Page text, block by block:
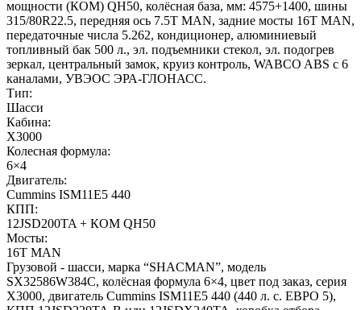
мощности (КОМ) QH50, колёсная база, мм: 4575+1400, шины
315/80R22.5, передняя ось 7.5T MAN, задние мосты 16T MAN,
передаточные числа 5.262, кондиционер, алюминиевый
топливный бак 500 л., эл. подъемники стекол, эл. подогрев
зеркал, центральный замок, круиз контроль, WABCO ABS с 6
каналами, УВЭОС ЭРА-ГЛОНАСС.
Тип:
Шасси
Кабина:
X3000
Колесная формула:
6×4
Двигатель:
Cummins ISM11E5 440
КПП:
12JSD200TA + КОМ QH50
Мосты:
16T MAN
Грузовой - шасси, марка “SHACMAN”, модель
SX32586W384C, колёсная формула 6×4, цвет под заказ, серия
X3000, двигатель Cummins ISM11E5 440 (440 л. с. ЕВРО 5),